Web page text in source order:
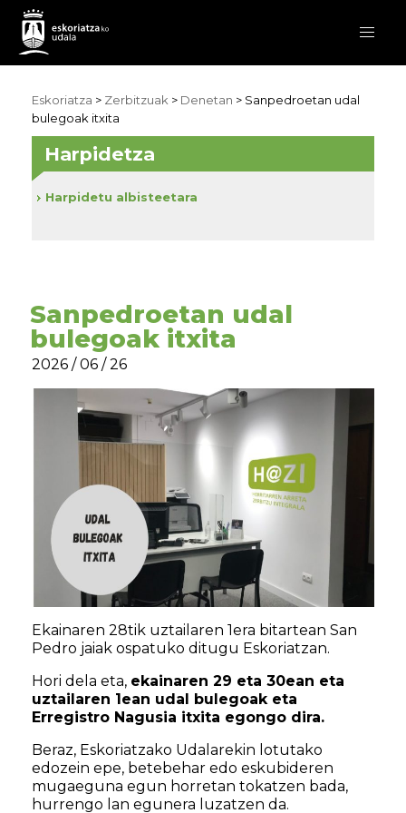
Eskoriatza > Zerbitzuak > Denetan > Sanpedroetan udal
bulegoak itxita
Sanpedroetan udal
bulegoak itxita
2026 / 06 / 26
Ekainaren 28tik uztailaren 1era bitartean San
Pedro jaiak ospatuko ditugu Eskoriatzan.
Hori dela eta, ekainaren 29 eta 30ean eta
uztailaren 1ean udal bulegoak eta
Erregistro Nagusia itxita egongo dira.
Beraz, Eskoriatzako Udalarekin lotutako
edozein epe, betebehar edo eskubideren
mugaeguna egun horretan tokatzen bada,
hurrengo lan egunera luzatzen da.
Harpidetza
Harpidetu albisteetara